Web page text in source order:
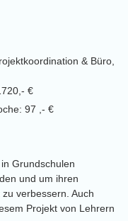
& Büro,
€
97 ,- €
Grundschulen
und um ihren
verbessern. Auch
Projekt von Lehrern